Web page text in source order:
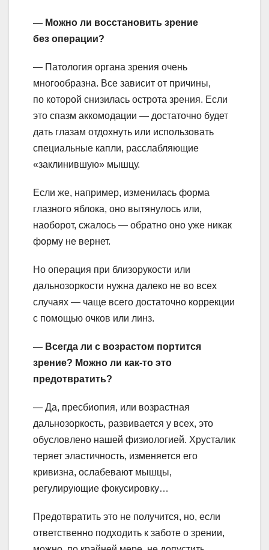
— Можно ли восстановить зрение
без операции?
— Патология органа зрения очень
многообразна. Все зависит от причины,
по которой снизилась острота зрения. Если
это спазм аккомодации — достаточно будет
дать глазам отдохнуть или использовать
специальные капли, расслабляющие
«заклинившую» мышцу.
Если же, например, изменилась форма
глазного яблока, оно вытянулось или,
наоборот, сжалось — обратно оно уже никак
форму не вернет.
Но операция при близорукости или
дальнозоркости нужна далеко не во всех
случаях — чаще всего достаточно коррекции
с помощью очков или линз.
— Всегда ли с возрастом портится
зрение? Можно ли как-то это
предотвратить?
— Да, пресбиопия, или возрастная
дальнозоркость, развивается у всех, это
обусловлено нашей физиологией. Хрусталик
теряет эластичность, изменяется его
кривизна, ослабевают мышцы,
регулирующие фокусировку…
Предотвратить это не получится, но, если
ответственно подходить к заботе о зрении,